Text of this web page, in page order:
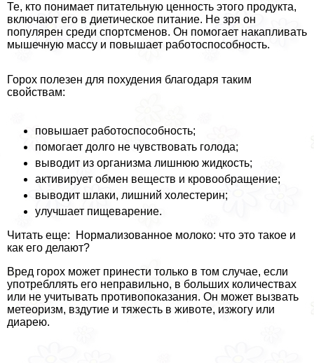
Те, кто понимает питательную ценность этого продукта,
включают его в диетическое питание. Не зря он
популярен среди спортсменов. Он помогает накапливать
мышечную массу и повышает работоспособность.
Горох полезен для похудения благодаря таким
свойствам:
повышает работоспособность;
помогает долго не чувствовать голода;
выводит из организма лишнюю жидкость;
активирует обмен веществ и кровообращение;
выводит шлаки, лишний холестерин;
улучшает пищеварение.
Читать еще: Нормализованное молоко: что это такое и
как его делают?
Вред горох может принести только в том случае, если
употрeбллять его неправильно, в больших количествах
или не учитывать противопоказания. Он может вызвать
метеоризм, вздутие и тяжесть в животе, изжогу или
диарею.